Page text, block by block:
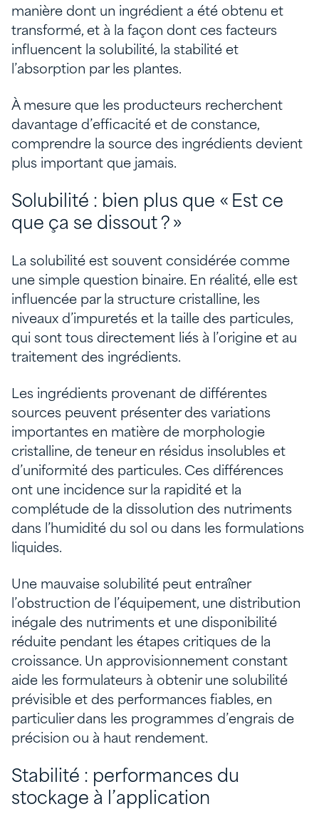
manière dont un ingrédient a été obtenu et
transformé, et à la façon dont ces facteurs
influencent la solubilité, la stabilité et
l’absorption par les plantes.
À mesure que les producteurs recherchent
davantage d’efficacité et de constance,
comprendre la source des ingrédients devient
plus important que jamais.
Solubilité : bien plus que « Est ce
que ça se dissout ? »
La solubilité est souvent considérée comme
une simple question binaire. En réalité, elle est
influencée par la structure cristalline, les
niveaux d’impuretés et la taille des particules,
qui sont tous directement liés à l’origine et au
traitement des ingrédients.
Les ingrédients provenant de différentes
sources peuvent présenter des variations
importantes en matière de morphologie
cristalline, de teneur en résidus insolubles et
d’uniformité des particules. Ces différences
ont une incidence sur la rapidité et la
complétude de la dissolution des nutriments
dans l’humidité du sol ou dans les formulations
liquides.
Une mauvaise solubilité peut entraîner
l’obstruction de l’équipement, une distribution
inégale des nutriments et une disponibilité
réduite pendant les étapes critiques de la
croissance. Un approvisionnement constant
aide les formulateurs à obtenir une solubilité
prévisible et des performances fiables, en
particulier dans les programmes d’engrais de
précision ou à haut rendement.
Stabilité : performances du
stockage à l’application